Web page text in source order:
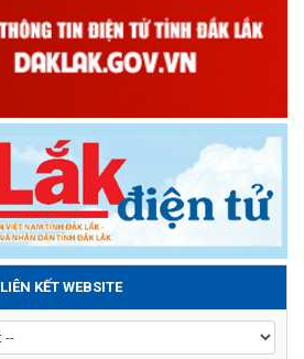
LIÊN KẾT WEBSITE